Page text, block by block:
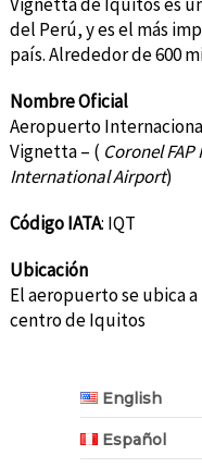
del Perú, y es el más
país. Alrededor de 600
Nombre Oficial
Aeropuerto
Vignetta – ( Coronel
International Airport)
Código IATA: IQT
Ubicación
El aeropuerto se ubica
centro de Iquitos
English
Español